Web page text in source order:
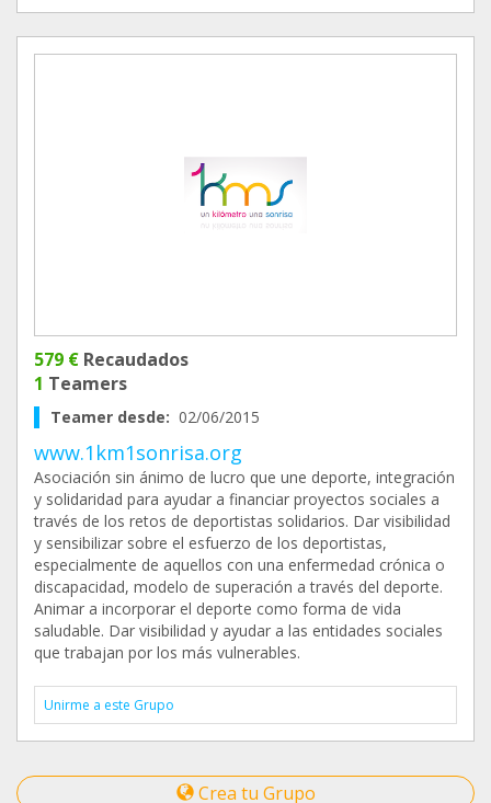
579 € Recaudados
1 Teamers
Teamer desde: 02/06/2015
www.1km1sonrisa.org
Asociación sin ánimo de lucro que une deporte, integración
y solidaridad para ayudar a financiar proyectos sociales a
través de los retos de deportistas solidarios. Dar visibilidad
y sensibilizar sobre el esfuerzo de los deportistas,
especialmente de aquellos con una enfermedad crónica o
discapacidad, modelo de superación a través del deporte.
Animar a incorporar el deporte como forma de vida
saludable. Dar visibilidad y ayudar a las entidades sociales
que trabajan por los más vulnerables.
Unirme a este Grupo
Crea tu Grupo